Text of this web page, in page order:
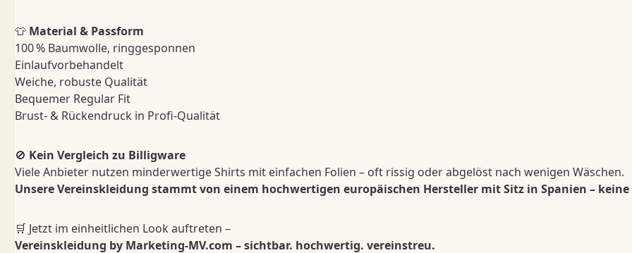
👕 Material & Passform
100 % Baumwolle, ringgesponnen
Einlaufvorbehandelt
Weiche, robuste Qualität
Bequemer Regular Fit
Brust- & Rückendruck in Profi-Qualität
🚫 Kein Vergleich zu Billigware
Viele Anbieter nutzen minderwertige Shirts mit einfachen Folien – oft rissig oder abgelöst nach wenigen Wäschen.
Unsere Vereinskleidung stammt von einem hochwertigen europäischen Hersteller mit Sitz in Spanien – keine
🛒 Jetzt im einheitlichen Look auftreten –
Vereinskleidung by Marketing-MV.com – sichtbar. hochwertig. vereinstreu.